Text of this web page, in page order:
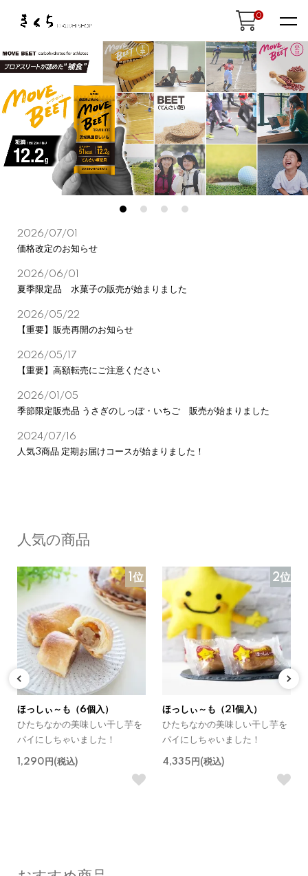
0
NEWS
2026/07/01
価格改定のお知らせ
2026/06/01
夏季限定品 水菓子の販売が始まりました
2026/05/22
【重要】販売再開のお知らせ
2026/05/17
【重要】高額転売にご注意ください
2026/01/05
季節限定販売品 うさぎのしっぽ・いちご 販売が始まりました
2024/07/16
人気3商品 定期お届けコースが始まりました！
人気の商品
1位
ほっしぃ～も（6個入）
ひたちなかの美味しい干し芋を
パイにしちゃいました！
1,290円(税込)
2位
ほっしぃ～も（21個入）
ひたちなかの美味しい干し芋を
パイにしちゃいました！
4,335円(税込)